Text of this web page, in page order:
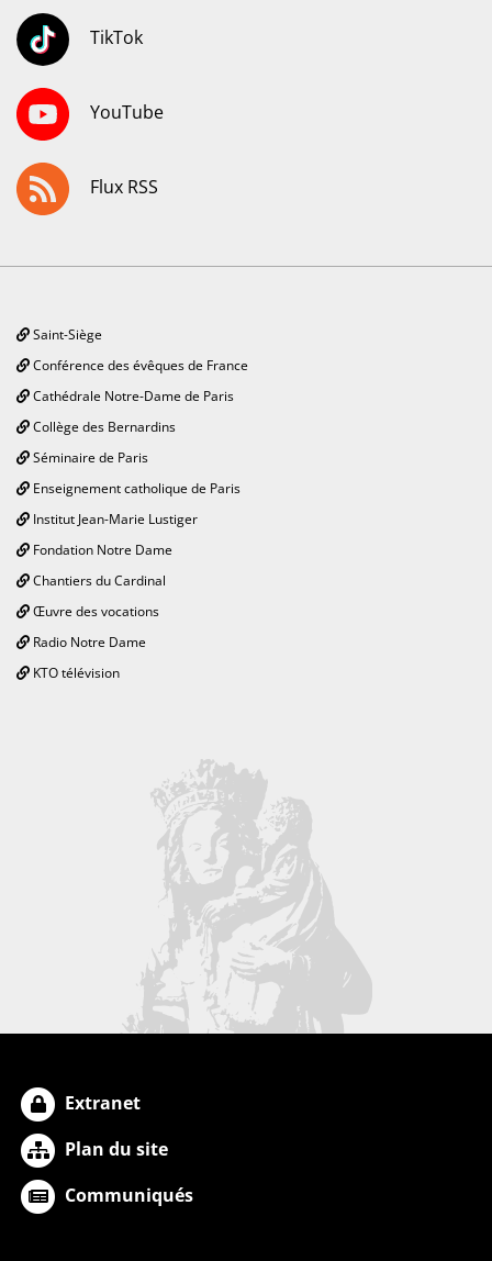
TikTok
YouTube
Flux RSS
Saint-Siège
Conférence des évêques de France
Cathédrale Notre-Dame de Paris
Collège des Bernardins
Séminaire de Paris
Enseignement catholique de Paris
Institut Jean-Marie Lustiger
Fondation Notre Dame
Chantiers du Cardinal
Œuvre des vocations
Radio Notre Dame
KTO télévision
Extranet
Plan du site
Communiqués